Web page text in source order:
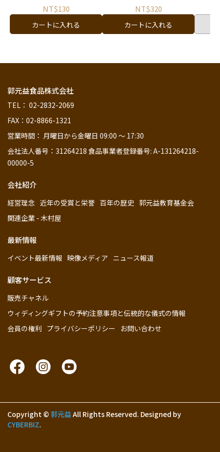
NT$130
カートに入れる
NT$320
カートに入れる
郭元益食品株式会社
TEL： 02-2832-2069
FAX：02-8866-1321
営業時間： 月曜日から金曜日 09:00 ～ 17:30
会社法人番号：31264218 食品事業者登録番号: A-131264218-
00000-5
会社紹介
経営理念 近年の受賞と栄誉 百年の歴史 郭元益教育基金会
関連企業 - 木村屋
最新情報
イベント最新情報 映像メディア ニュース報道
顧客サービス
販売チャネル
ウィディングギフトの予約注意事項と伝統的な儀式の情報
会員の権利 プライバシーポリシー お問い合わせ
Copyright © 郭元益All Rights Reserved. Designed by
CYBERBIZ.